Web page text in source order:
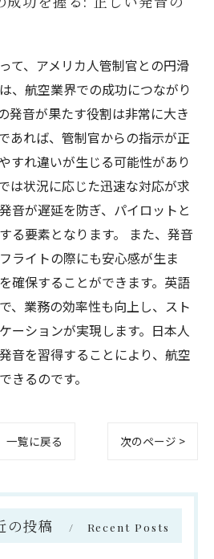
て、アメリカ人管制官との円滑
、航空業界での成功につながり
発音が果たす役割は非常に大き
あれば、管制官からの指示が正
すれ違いが生じる可能性があり
は状況に応じた迅速な対応が求
音が遅延を防ぎ、パイロットと
る要素となります。 また、発音
ライトの際にも安心感が生ま
確保することができます。英語
、業務の効率性も向上し、スト
ーションが実現します。日本人
音を習得することにより、航空
きるのです。
一覧に戻る 次のページ >
の投稿 Recent Posts